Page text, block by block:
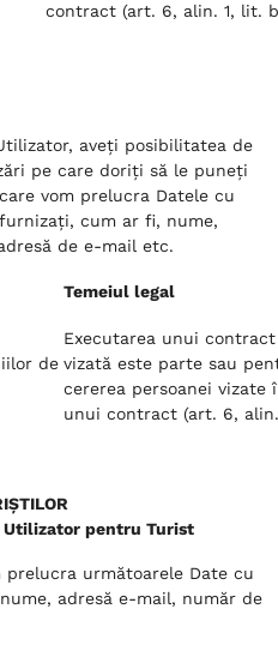
contract (art. 6, alin. 1, lit. b
aveți posibilitatea de
pe care doriți să le puneți
vom prelucra Datele cu
cum ar fi, nume,
de e-mail etc.
Temeiul legal
de
Executarea unui
vizată este parte sau
cererea persoanei vizate
unui contract (art. 6,
Utilizator pentru Turist
următoarele Date cu
adresă e-mail, număr de